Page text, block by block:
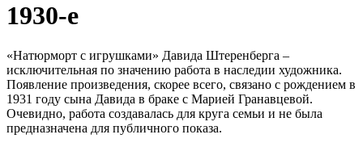
1930-е
«Натюрморт с игрушками» Давида Штеренберга –
исключительная по значению работа в наследии художника.
Появление произведения, скорее всего, связано с рождением в
1931 году сына Давида в браке с Марией Гранавцевой.
Очевидно, работа создавалась для круга семьи и не была
предназначена для публичного показа.